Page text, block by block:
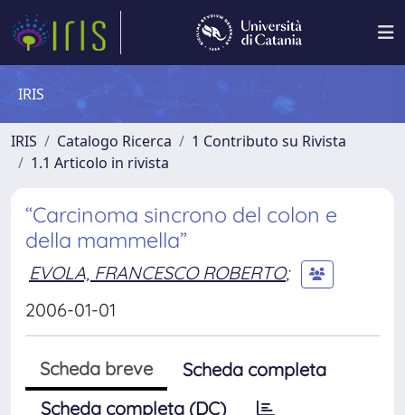
IRIS
IRIS Catalogo Ricerca
1 Contributo su Rivista
1.1 Articolo in rivista
“Carcinoma sincrono del colon e
della mammella”
EVOLA, FRANCESCO ROBERTO;
2006-01-01
Scheda breve
Scheda completa
Scheda completa (DC)